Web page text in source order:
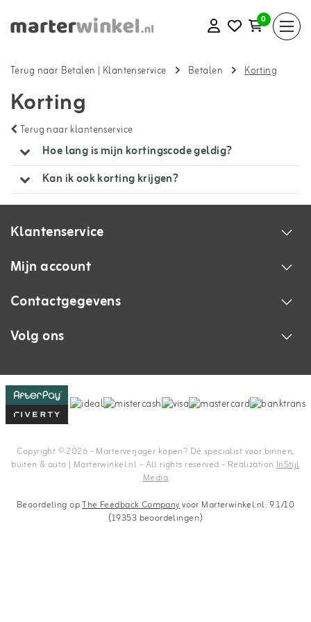
0
Terug naar Betalen | Klantenservice Betalen Korting
Korting
Terug naar klantenservice
Hoe lang is mijn kortingscode geldig?
Kan ik ook korting krijgen?
Klantenservice
Mijn account
Contactgegevens
Volg ons
Copyright © 2026 - Marterverjager kopen? Dé specialist voor binnen,
buiten & auto | Marterwinkel.nl - All rights reserved - Realization InStijl
Media
Beoordeling opThe Feedback Companyvoor Marterwinkel.nl: 9.1/10
(19353 beoordelingen)